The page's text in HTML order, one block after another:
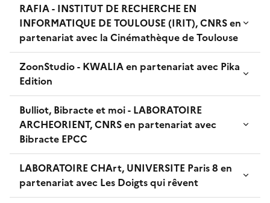
RAFIA - INSTITUT DE RECHERCHE EN
INFORMATIQUE DE TOULOUSE (IRIT), CNRS en
partenariat avec la Cinémathèque de Toulouse
ZoonStudio - KWALIA en partenariat avec Pika
Edition
Bulliot, Bibracte et moi - LABORATOIRE
ARCHEORIENT, CNRS en partenariat avec
Bibracte EPCC
LABORATOIRE CHArt, UNIVERSITE Paris 8 en
partenariat avec Les Doigts qui rêvent